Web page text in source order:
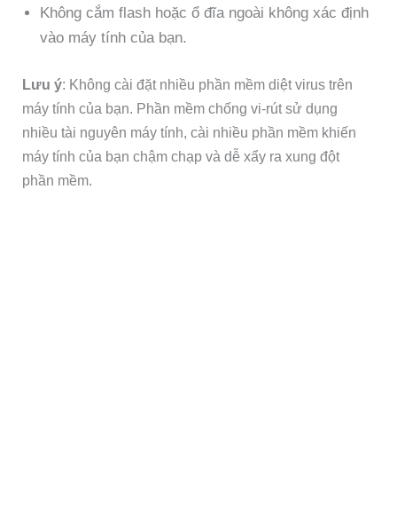
Không cắm flash hoặc ổ đĩa ngoài không xác định
vào máy tính của bạn.
Lưu ý: Không cài đặt nhiều phần mềm diệt virus trên
máy tính của bạn. Phần mềm chống vi-rút sử dụng
nhiều tài nguyên máy tính, cài nhiều phần mềm khiến
máy tính của bạn chậm chạp và dễ xẩy ra xung đột
phần mềm.